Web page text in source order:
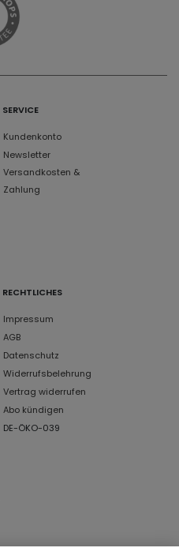
SERVICE
Kundenkonto
Newsletter
Versandkosten &
Zahlung
RECHTLICHES
Impressum
AGB
Datenschutz
Widerrufsbelehrung
Vertrag widerrufen
Abo kündigen
DE-ÖKO-039